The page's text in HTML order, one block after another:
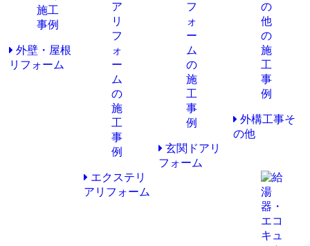
外壁・屋根
リフォーム
エクステリ
アリフォーム
玄関ドアリ
フォーム
外構工事そ
の他